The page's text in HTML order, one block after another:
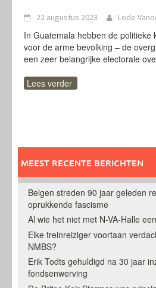
22 augustus 2023 Lode
In Guatemala hebben de politieke
voor de arme bevolking – de
een zeer belangrijke electorale
Lees verder
MEEST RECENTE BERICHTEN
Belgen streden 90 jaar geleden
oprukkende fascisme
Al wie het niet met N-VA-Halle
Elke treinreiziger voortaan
NMBS?
Erik Todts gehuldigd na 30 jaar
fondsenwerving